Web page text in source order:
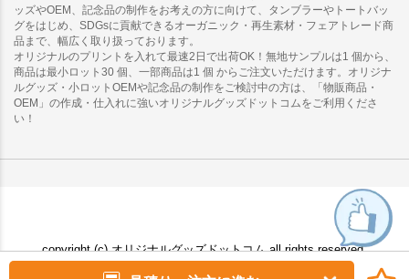
ッズやOEM、記念品の制作をお考えの方に向けて、タンブラーやトートバッ
グをはじめ、SDGsに貢献できるオーガニック・再生素材・フェアトレード商
品まで、幅広く取り扱っております。
オリジナルのプリントを入れて最速2日で出荷OK！無地サンプルは1 個から、
商品は最小ロット30 個、一部商品は1 個 からご注文いただけます。オリジナ
ルグッズ・小ロットOEMや記念品の制作をご検討中の方は、「物販商品・
OEM」の作成・仕入れに強いオリジナルグッズドットコムをご利用くださ
い！
copyright (c) オリジナルグッズドットコム all rights reserved.